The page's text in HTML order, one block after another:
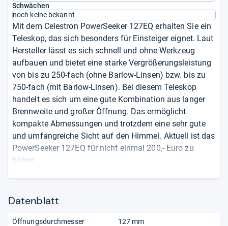
Schwächen
noch keine bekannt
Mit dem Celestron PowerSeeker 127EQ erhalten Sie ein
Teleskop, das sich besonders für Einsteiger eignet. Laut
Hersteller lässt es sich schnell und ohne Werkzeug
aufbauen und bietet eine starke Vergrößerungsleistung
von bis zu 250-fach (ohne Barlow-Linsen) bzw. bis zu
750-fach (mit Barlow-Linsen). Bei diesem Teleskop
handelt es sich um eine gute Kombination aus langer
Brennweite und großer Öffnung. Das ermöglicht
kompakte Abmessungen und trotzdem eine sehr gute
und umfangreiche Sicht auf den Himmel. Aktuell ist das
PowerSeeker 127EQ für nicht einmal 200,- Euro zu
haben.
vonSteffi Walter
Testberichte.de.
Datenblatt
Öffnungsdurchmesser 127 mm